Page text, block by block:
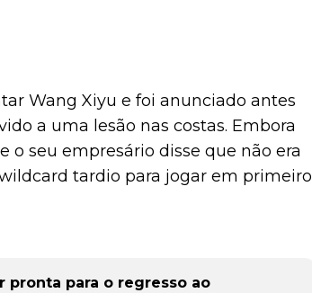
Wang Xiyu e foi anunciado antes
a uma lesão nas costas. Embora
seu empresário disse que não era
tardio para jogar em primeiro
pronta para o regresso ao